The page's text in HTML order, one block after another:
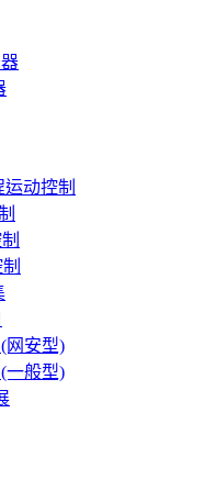
动控制
网安型)
一般型)